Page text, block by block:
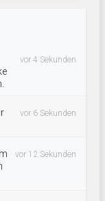
vor 4 Sekunden
vor 6 Sekunden
vor 12 Sekunden